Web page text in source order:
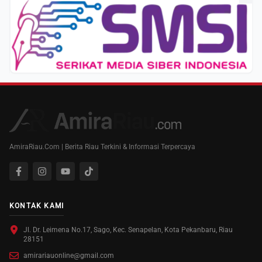
AmiraRiau.Com | Berita Riau Terkini & Informasi Terpercaya
KONTAK KAMI
Jl. Dr. Leimena No.17, Sago, Kec. Senapelan, Kota Pekanbaru, Riau
28151
amirariauonline@gmail.com